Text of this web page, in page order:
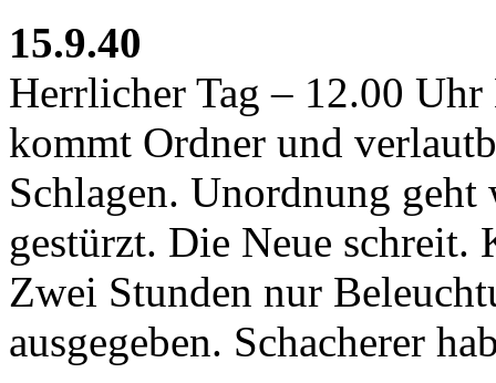
15.9.40
Herrlicher Tag – 12.00
kommt Ordner und
Schlagen. Unordnung
gestürzt. Die Neue
Zwei Stunden nur
ausgegeben. Schacherer